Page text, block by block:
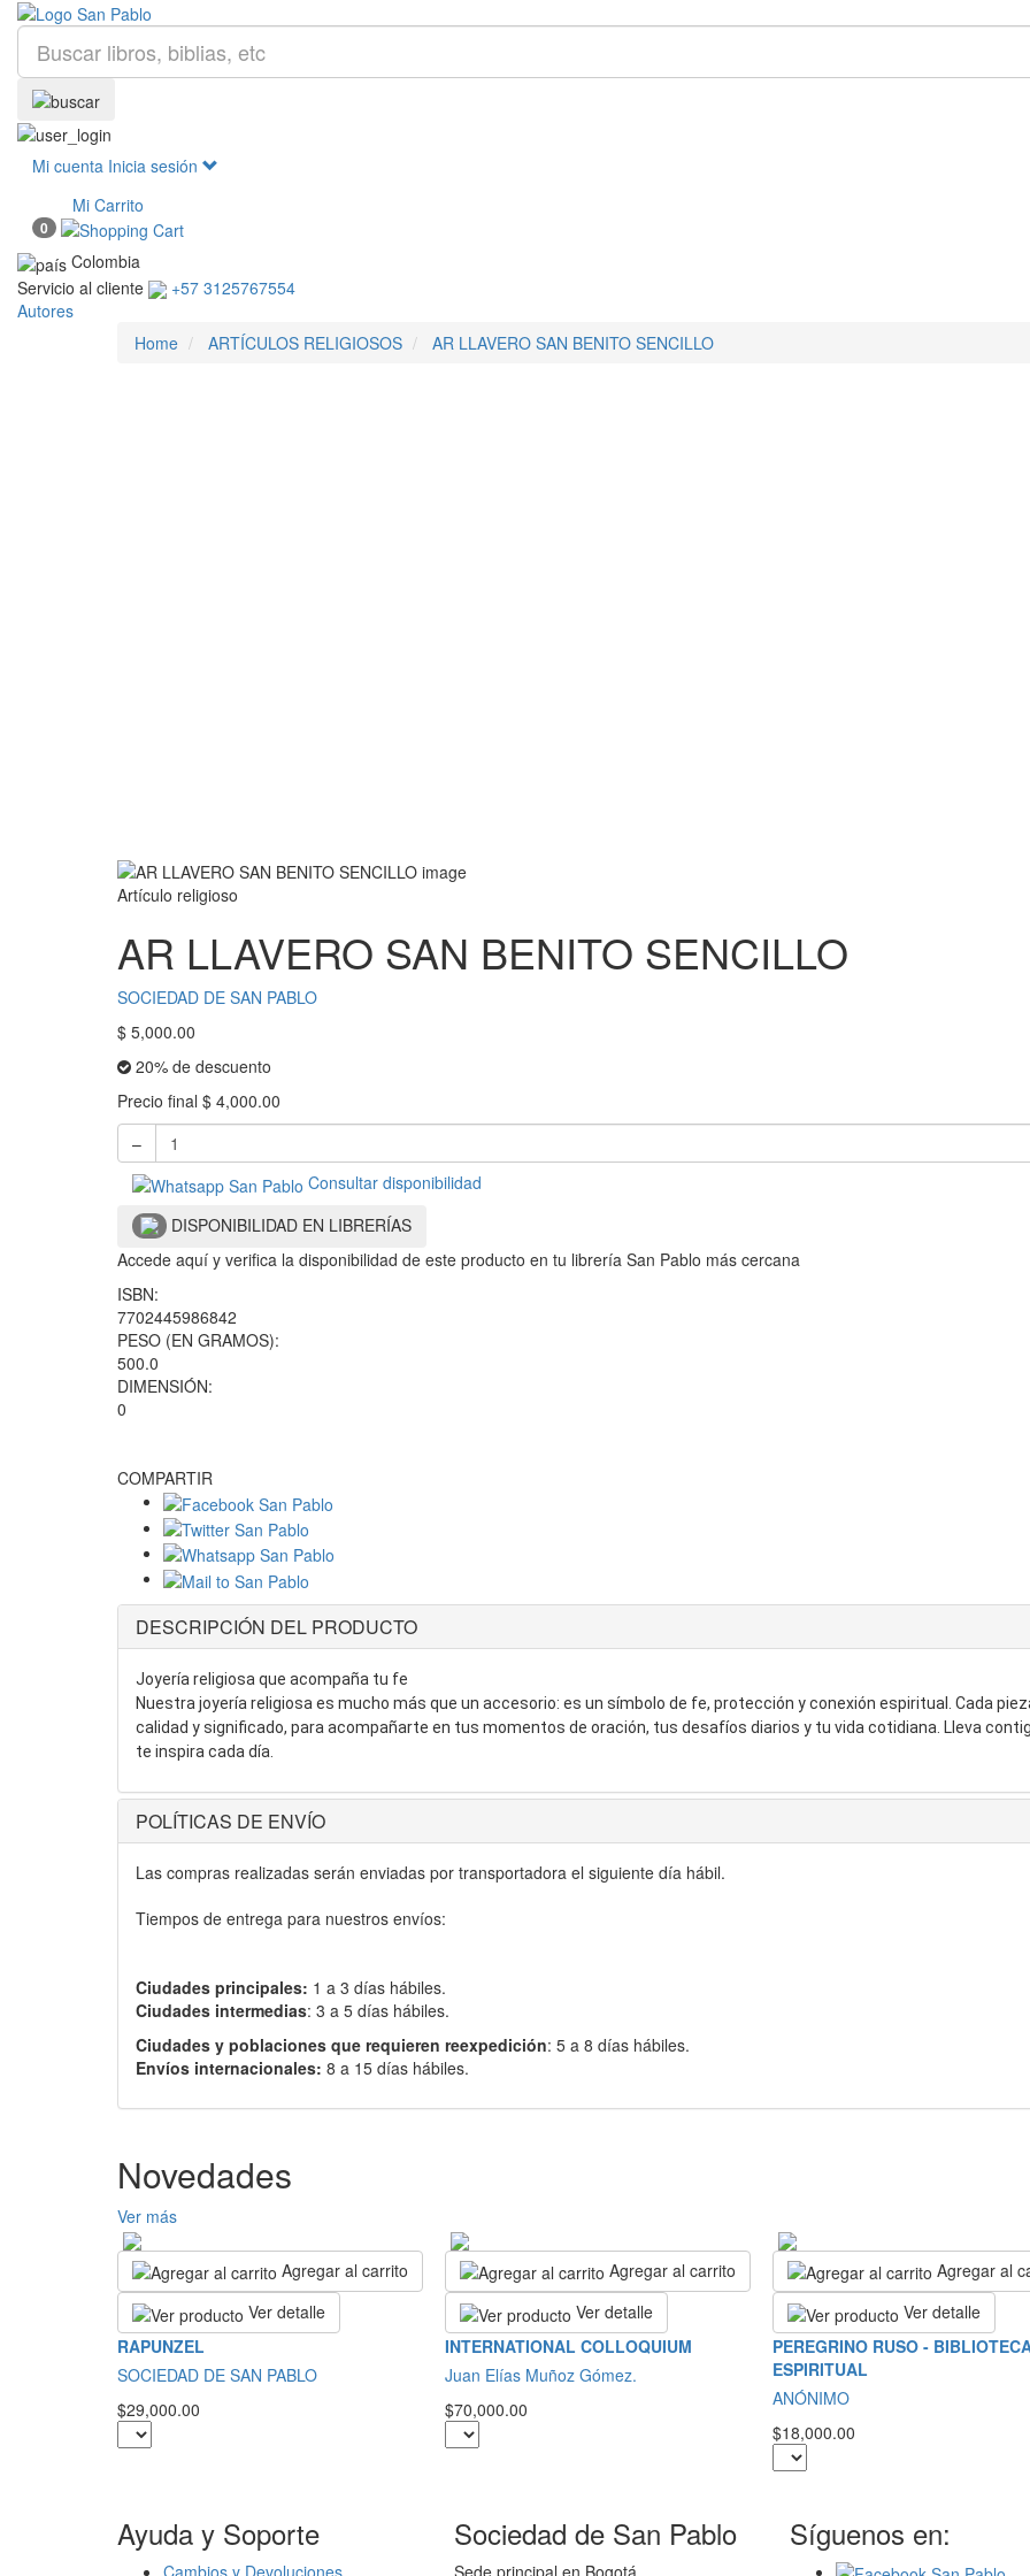
Mi cuenta Inicia sesión
Mi Carrito
0
Colombia
Servicio al cliente
+57 3125767554
Autores
Home
ARTÍCULOS RELIGIOSOS AR LLAVERO SAN BENITO SENCILLO
Artículo religioso
AR LLAVERO SAN BENITO SENCILLO
SOCIEDAD DE SAN PABLO
$ 5,000.00
20% de descuento
Precio final $ 4,000.00
–
Consultar disponibilidad
DISPONIBILIDAD EN LIBRERÍAS
Accede aquí y verifica la disponibilidad de este producto en tu librería San Pablo más cercana
ISBN:
7702445986842
PESO (EN GRAMOS):
500.0
DIMENSIÓN:
0
COMPARTIR
DESCRIPCIÓN DEL PRODUCTO
Joyería religiosa que acompaña tu fe
Nuestra joyería religiosa es mucho más que un accesorio: es un símbolo de fe, protección y conexión espiritual. Cada
calidad y significado, para acompañarte en tus momentos de oración, tus desafíos diarios y tu vida cotidiana. Lleva
te inspira cada día.
POLÍTICAS DE ENVÍO
Las compras realizadas serán enviadas por transportadora el siguiente día hábil.
Tiempos de entrega para nuestros envíos:
Ciudades principales: 1 a 3 días hábiles.
Ciudades intermedias: 3 a 5 días hábiles.
Ciudades y poblaciones que requieren reexpedición: 5 a 8 días hábiles.
Envíos internacionales: 8 a 15 días hábiles.
Novedades
Ver más
Agregar al carrito
Ver detalle
RAPUNZEL
SOCIEDAD DE SAN PABLO
$29,000.00
Agregar al carrito
Ver detalle
INTERNATIONAL COLLOQUIUM
Juan Elías Muñoz Gómez.
$70,000.00
Agregar al
Ver detalle
PEREGRINO RUSO -
ESPIRITUAL
ANÓNIMO
$18,000.00
Ayuda y Soporte
Cambios y Devoluciones
Sociedad de San Pablo
Sede principal en Bogotá
Síguenos en: